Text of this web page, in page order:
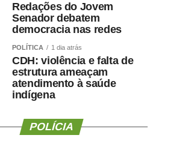
Redações do Jovem
Senador debatem
democracia nas redes
POLÍTICA 1 dia atrás
CDH: violência e falta de
estrutura ameaçam
atendimento à saúde
indígena
POLÍCIA